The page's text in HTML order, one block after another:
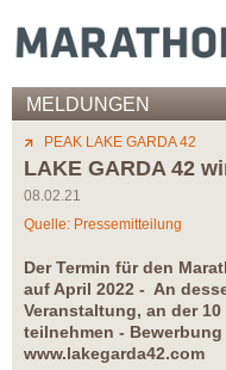
MELDUNGEN
PEAK LAKE GARDA 42
LAKE GARDA 42
08.02.21
Quelle: Pressemitteilung
Der Termin für den
auf April 2022 - An
Veranstaltung, an der
teilnehmen -
www.lakegarda42.com